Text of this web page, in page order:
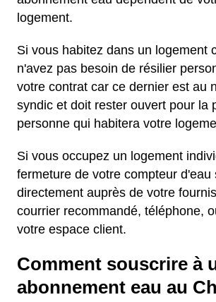
logement.
Si vous habitez dans un logement
n'avez pas besoin de résilier
votre contrat car ce dernier est au
syndic et doit rester ouvert pour la
personne qui habitera votre
Si vous occupez un logement
fermeture de votre compteur d'eau
directement auprès de votre
courrier recommandé, téléphone,
votre espace client.
Comment souscrire à
abonnement eau au